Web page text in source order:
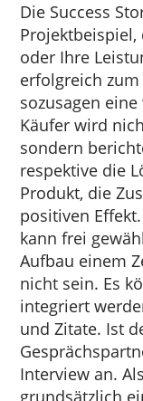
Die Success
oder Ihre
erfolgreich
sozusagen
Käufer wird
sondern
respektive die
Produkt, die
positiven
kann frei
Aufbau einem
nicht sein. Es
integriert
und Zitate. Ist
Interview an.
grundsätzlich